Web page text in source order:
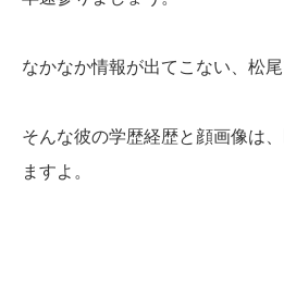
なかなか情報が出てこない、松
そんな彼の学歴経歴と顔画像は
ますよ。